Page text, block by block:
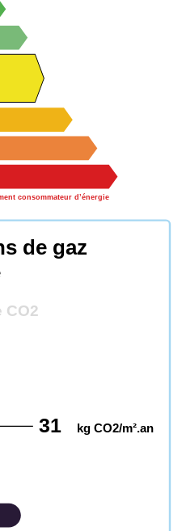
consommateur d’énergie
de gaz
CO2
31 kg CO2/m².an